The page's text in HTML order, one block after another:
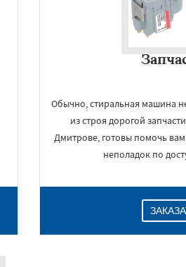
Обычно, стиральная машина
из строя дорогой
Дмитрове, готовы помочь
неполадок по